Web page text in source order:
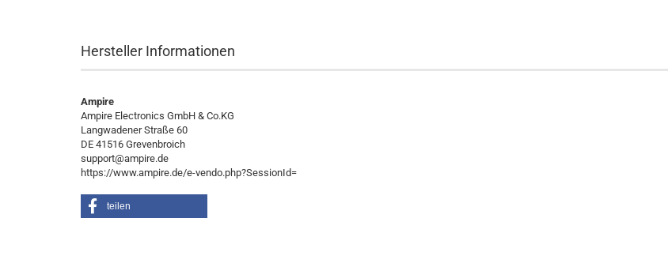
Hersteller Informationen
Ampire
Ampire Electronics GmbH & Co.KG
Langwadener Straße 60
DE 41516 Grevenbroich
support@ampire.de
https://www.ampire.de/e-vendo.php?SessionId=
teilen